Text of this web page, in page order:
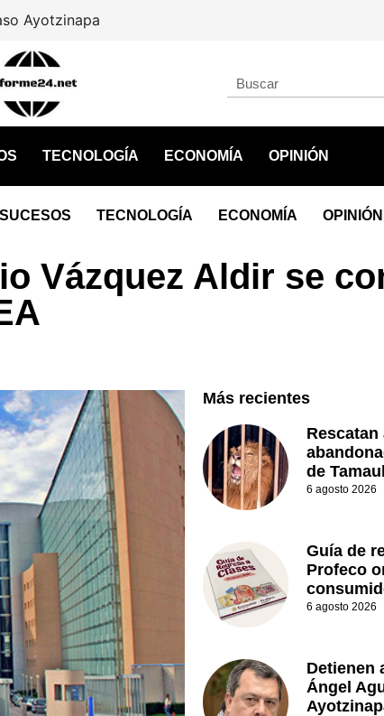
Ayotzinapa
TECNOLOGÍA ECONOMÍA OPINIÓN
SUCESOS TECNOLOGÍA ECONOMÍA OPINIÓN
Vázquez Aldir se
Más recientes
de
6 agosto 2026
Guía de
Profeco
6 agosto 2026
Detienen
Ángel